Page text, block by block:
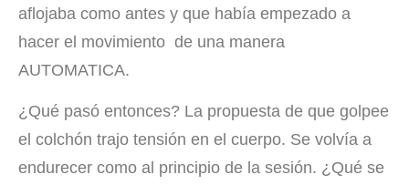
aflojaba como antes y que había empezado a
hacer el movimiento de una manera
AUTOMATICA.
¿Qué pasó entonces? La propuesta de que golpee
el colchón trajo tensión en el cuerpo. Se volvía a
endurecer como al principio de la sesión. ¿Qué se